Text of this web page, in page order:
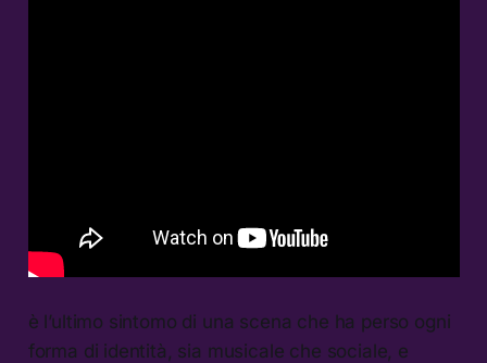
è l’ultimo sintomo di una scena che ha perso ogni
forma di identità, sia musicale che sociale, e